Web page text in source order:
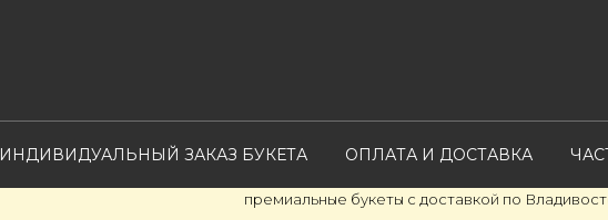
ИНДИВИДУАЛЬНЫЙ ЗАКАЗ БУКЕТА ОПЛАТА И ДОСТАВКА
премиальные букеты с доставкой по